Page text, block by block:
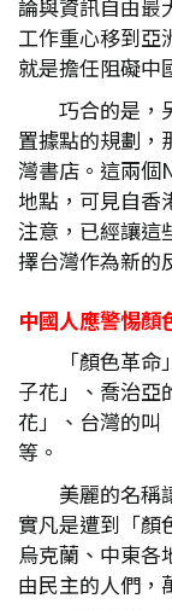
論與資訊自由最
工作重心移到亞
就是擔任阻礙中
巧合的是，
置據點的規劃，
灣書店。這兩個
地點，可見自香
注意，已經讓這
擇台灣作為新的
中國人應警惕顏
「顏色革
子花」、喬治亞
花」、台灣的
等。
美麗的名稱
實凡是遭到「顏
烏克蘭、中東各
由民主的人們，